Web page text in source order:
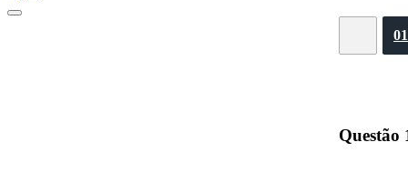
01
Questão